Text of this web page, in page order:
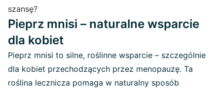
szansę?
Pieprz mnisi – naturalne wsparcie
dla kobiet
Pieprz mnisi to silne, roślinne wsparcie – szczególnie
dla kobiet przechodzących przez menopauzę. Ta
roślina lecznicza pomaga w naturalny sposób